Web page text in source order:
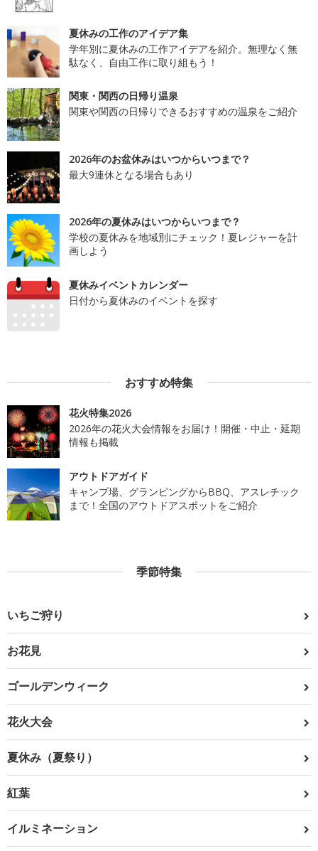
夏休みの工作のアイデア集
学年別に夏休みの工作アイデアを紹介。無理なく無
駄なく、自由工作に取り組もう！
関東・関西の日帰り温泉
関東や関西の日帰りできるおすすめの温泉をご紹介
2026年のお盆休みはいつからいつまで？
最大9連休となる場合もあり
2026年の夏休みはいつからいつまで？
学校の夏休みを地域別にチェック！夏レジャーを計
画しよう
夏休みイベントカレンダー
日付から夏休みのイベントを探す
おすすめ特集
花火特集2026
2026年の花火大会情報をお届け！開催・中止・延期
情報も掲載
アウトドアガイド
キャンプ場、グランピングからBBQ、アスレチック
まで！全国のアウトドアスポットをご紹介
季節特集
いちご狩り
お花見
ゴールデンウィーク
花火大会
夏休み（夏祭り）
紅葉
イルミネーション